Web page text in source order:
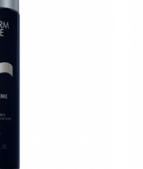
高雄國際機場(KHH)
用
購流程指引，請瀏覽